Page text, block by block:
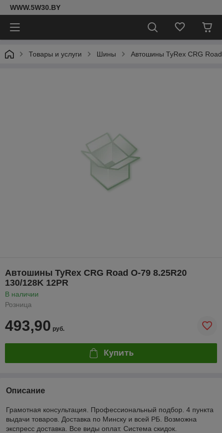
WWW.5W30.BY
Товары и услуги Шины Автошины TyRex CRG
Автошины TyRex CRG Road O-79 8.25R20
130/128K 12PR
В наличии
Розница
493,90 руб.
Купить
Описание
Грамотная консультация. Профессиональный подбор. 4 пункта
выдачи товаров. Доставка по Минску и всей РБ. Возможна
экспресс доставка. Все виды оплат. Система скидок.